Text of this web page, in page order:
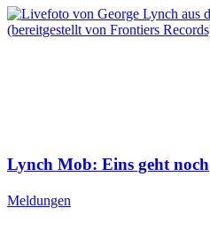
Lynch Mob: Eins geht noch
Meldungen